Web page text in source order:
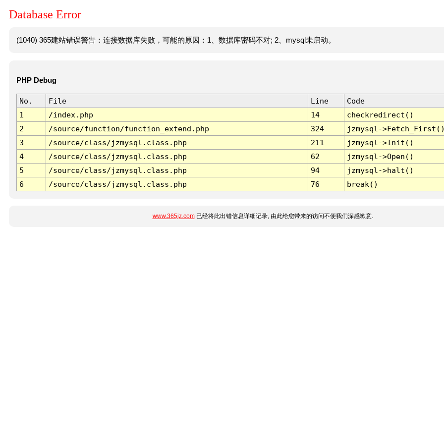
Database Error
(1040) 365建站错误警告：连接数据库失败，可能的原因：1、数据库密码不对; 2、mysql未启动。
PHP Debug
No. File Line
Code
1
/index.php 14
checkredirect()
2
/source/function/function_extend.php 324
jzmysql-
3
/source/class/jzmysql.class.php 211
jzmysql->Init()
4
/source/class/jzmysql.class.php 62
jzmysql->Open()
5
/source/class/jzmysql.class.php 94
jzmysql->halt()
6
/source/class/jzmysql.class.php 76 break()
www.365jz.com已经将此出错信息详细记录, 由此给您带来的访问不便我们深感歉意.